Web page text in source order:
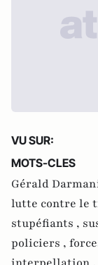
VU SUR:
MOTS-CLES
Gérald
lutte contre le
stupéfiants ,
policiers ,